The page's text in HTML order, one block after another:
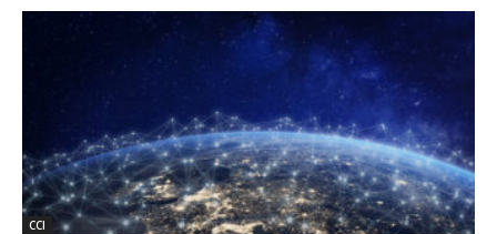
CCI